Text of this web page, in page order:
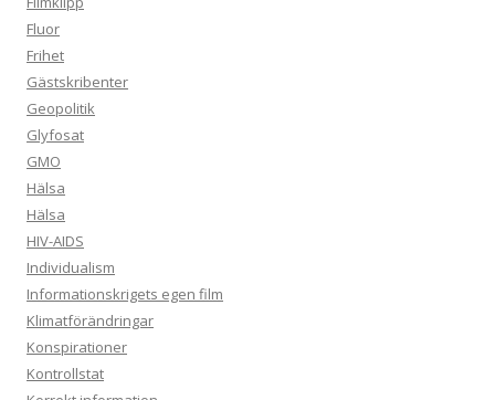
Fluor
Frihet
Gästskribenter
Geopolitik
Glyfosat
GMO
Hälsa
Hälsa
HIV-AIDS
Individualism
Informationskrigets egen film
Klimatförändringar
Konspirationer
Kontrollstat